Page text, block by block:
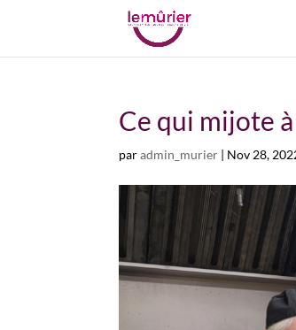
Ce qui mijote
paradmin_murier | Nov 28,